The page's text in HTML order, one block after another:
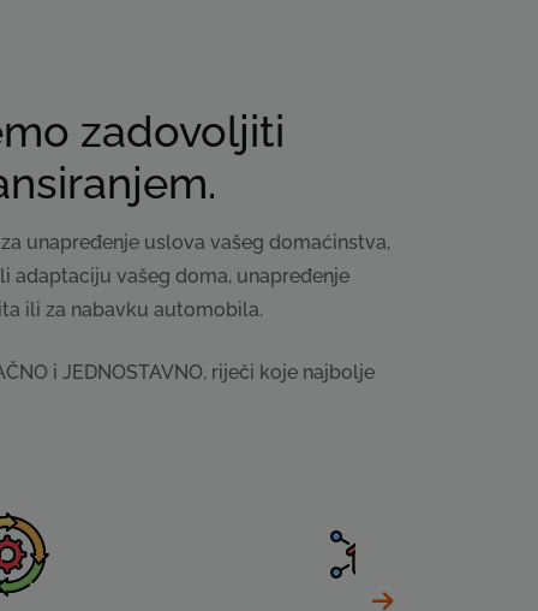
zadovoljiti
unapređenje uslova vašeg domaćinstva,
adaptaciju vašeg doma, unapređenje
ili za nabavku automobila.
i JEDNOSTAVNO, riječi koje najbolje